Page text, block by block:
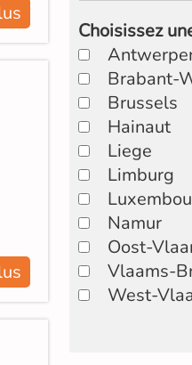
Choisissez
Brabant-
Brussels
Hainaut
Liege
Limburg
Namur
Oost-
Vlaams-
West-